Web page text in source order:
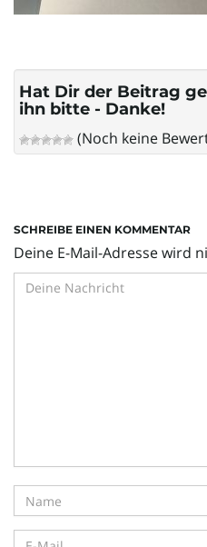
Hat Dir der Beitrag
ihn bitte - Danke!
(Noch keine
SCHREIBE EINEN KOMMENTAR
Deine E-Mail-Adresse wird